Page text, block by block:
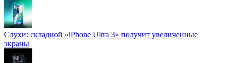
Слухи: складной «iPhone Ultra 3» получит увеличенные
экраны